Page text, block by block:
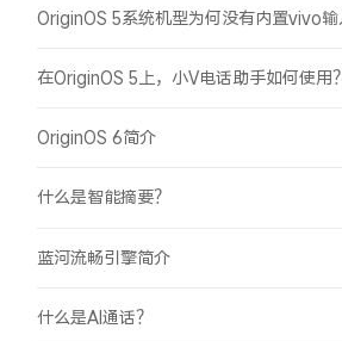
在OriginOS 5上，小V电话助手如何使用？
OriginOS 6简介
什么是智能摘要？
蓝河流畅引擎简介
什么是AI通话？